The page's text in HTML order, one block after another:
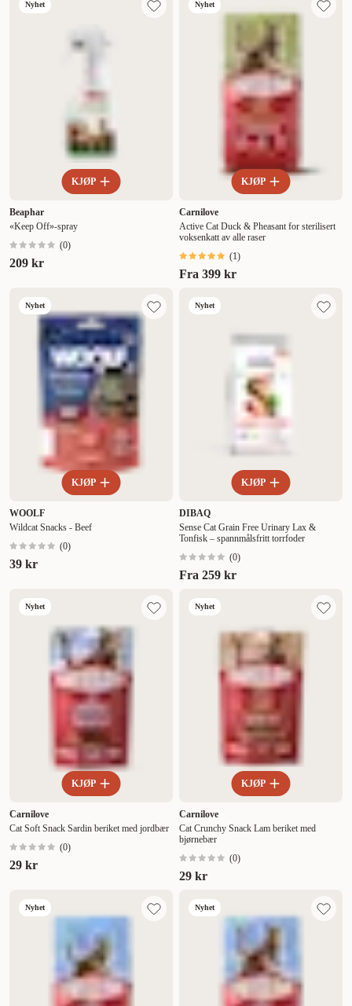
Nyhet
KJØP
Beaphar
«Keep Off»-spray
(0)
209 kr
Nyhet
KJØP
Carnilove
Active Cat Duck & Pheasant for sterilisert
voksenkatt av alle raser
(1)
Fra 399 kr
Nyhet
KJØP
WOOLF
Wildcat Snacks - Beef
(0)
39 kr
Nyhet
KJØP
DIBAQ
Sense Cat Grain Free Urinary Lax &
Tonfisk – spannmålsfritt torrfoder
(0)
Fra 259 kr
Nyhet
KJØP
Carnilove
Cat Soft Snack Sardin beriket med jordbær
(0)
29 kr
Nyhet
KJØP
Carnilove
Cat Crunchy Snack Lam beriket med
bjørnebær
(0)
29 kr
Nyhet Nyhet